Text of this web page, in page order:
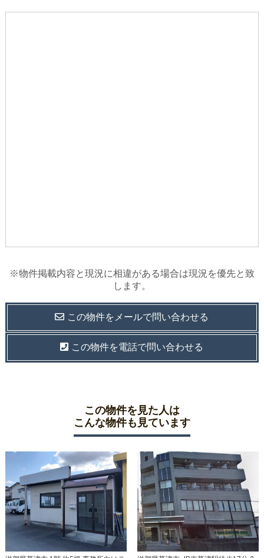
※物件掲載内容と現況に相違がある場合は現況を優先と致
します。
この物件を メールで問い合わせる
この物件を電話で問い合わせる
この物件を見た人は
こんな物件も見ています